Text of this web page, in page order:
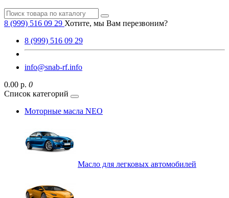
8 (999) 516 09 29 Хотите, мы Вам перезвоним?
8 (999) 516 09 29
info@snab-rf.info
0.00 р. 0
Список категорий
Моторные масла NEO
Масло для легковых автомобилей